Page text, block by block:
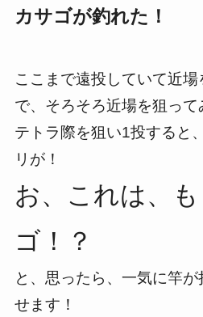
カサゴが釣れた！
ここまで遠投していて近
で、そろそろ近場を狙って
テトラ際を狙い1投すると
リが！
お、これは、
ゴ！？
と、思ったら、一気に竿
せます！